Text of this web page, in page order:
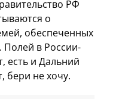
РФ
о
обеспеченных
Полей в России-
есть и Дальний
бери не хочу.